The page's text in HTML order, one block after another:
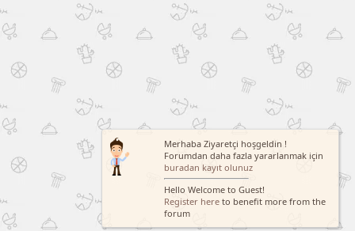
Merhaba Ziyaretçi hoşgeldin !
Forumdan daha fazla yararlanmak için
buradan kayıt olunuz
Hello Welcome to Guest!
Register here to benefit more from the
forum